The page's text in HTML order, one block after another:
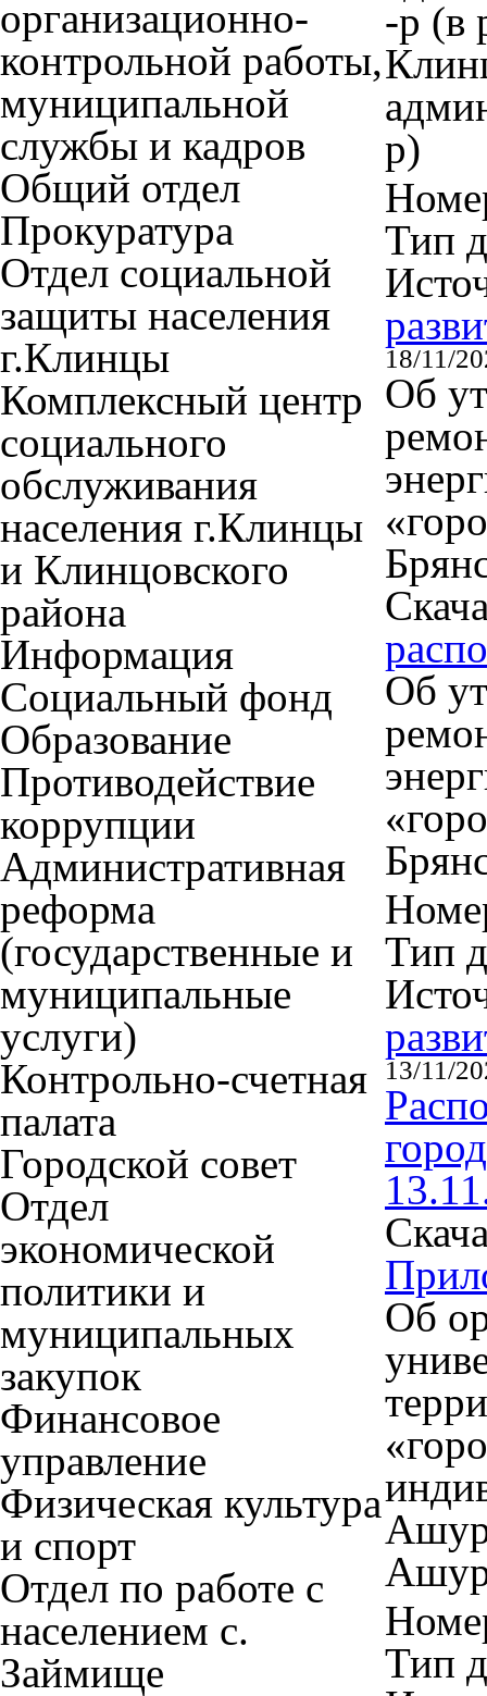
организационно-
контрольной работы,
муниципальной
службы и кадров
Общий отдел
Прокуратура
Отдел социальной
защиты населения
г.Клинцы
Комплексный центр
социального
обслуживания
населения г.Клинцы
и Клинцовского
района
Информация
Социальный фонд
Образование
Противодействие
коррупции
Административная
реформа
(государственные и
муниципальные
услуги)
Контрольно-счетная
палата
Городской совет
Отдел
экономической
политики и
муниципальных
закупок
Финансовое
управление
Физическая культура
и спорт
Отдел по работе с
населением с.
Займище
-р (в
р)
Тип
18/11/
Об
Об
Тип
13/11/
Об
Тип